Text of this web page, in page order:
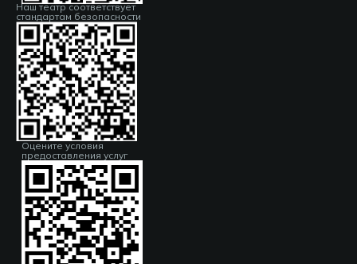
Наш театр соответствует
стандартам безопасности
Оцените условия
предоставления услуг